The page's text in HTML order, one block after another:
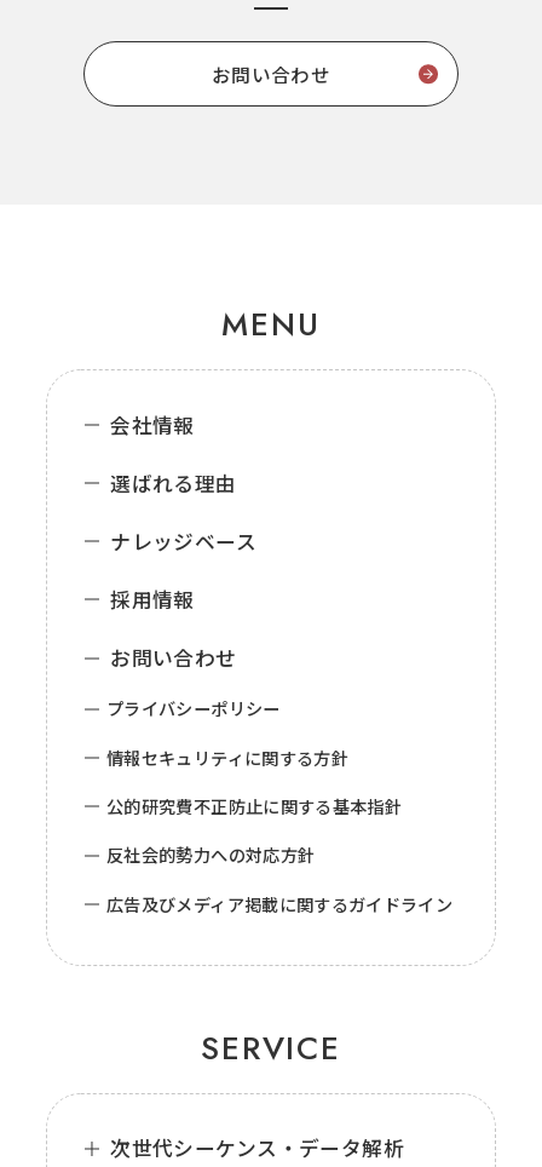
お問い合わせ
MENU
会社情報
選ばれる理由
ナレッジベース
採用情報
お問い合わせ
プライバシーポリシー
情報セキュリティに関する方針
公的研究費不正防止に関する基本指針
反社会的勢力への対応方針
広告及びメディア掲載に関するガイドライン
SERVICE
次世代シーケンス・データ解析